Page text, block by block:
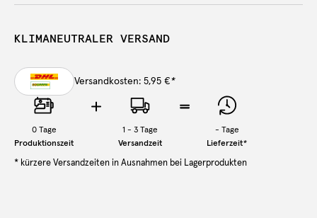
KLIMANEUTRALER VERSAND
Versandkosten: 5,95 €*
0Tage
Produktionszeit
1 - 3 Tage
Versandzeit
- Tage
Lieferzeit*
* kürzere Versandzeiten in Ausnahmen bei Lagerprodukten